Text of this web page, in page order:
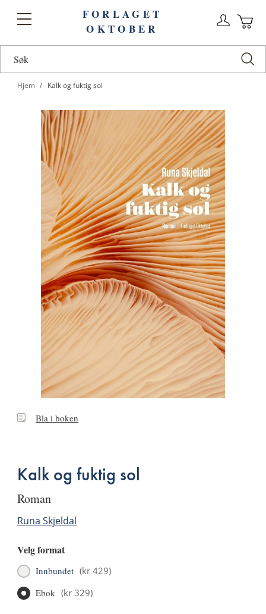
Toggle
FORLAGET
OKTOBER
Hjem Kalk og fuktig sol
BlaBla i boken
Kalk og fuktig sol
roman
Runa Skjeldal
Velg format
Innbundet (kr 429)
Ebok (kr 329)